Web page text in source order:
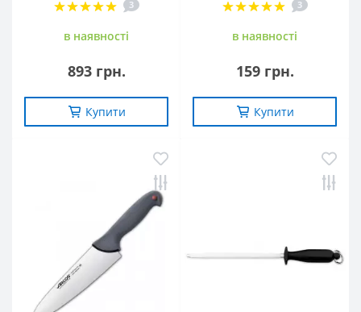
3
в наявностi
893 грн.
Купити
3
в наявностi
159 грн.
Купити